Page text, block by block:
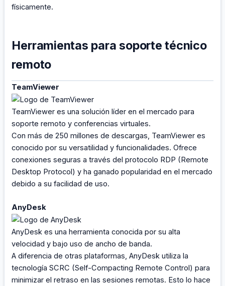
físicamente.
Herramientas para soporte técnico
remoto
TeamViewer
TeamViewer es una solución líder en el mercado para
soporte remoto y conferencias virtuales.
Con más de 250 millones de descargas, TeamViewer es
conocido por su versatilidad y funcionalidades. Ofrece
conexiones seguras a través del protocolo RDP (Remote
Desktop Protocol) y ha ganado popularidad en el mercado
debido a su facilidad de uso.
AnyDesk
AnyDesk es una herramienta conocida por su alta
velocidad y bajo uso de ancho de banda.
A diferencia de otras plataformas, AnyDesk utiliza la
tecnología SCRC (Self-Compacting Remote Control) para
minimizar el retraso en las sesiones remotas. Esto lo hace